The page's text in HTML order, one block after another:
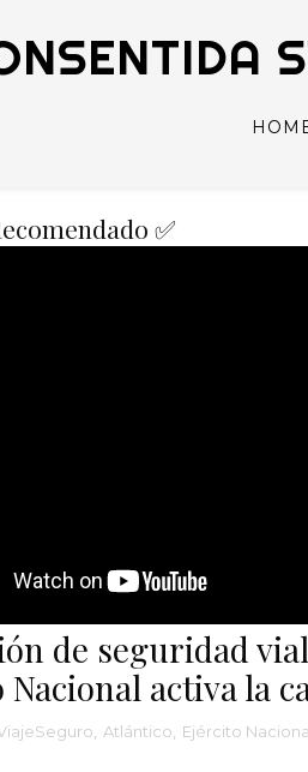
✅
de seguridad
activa la
Atlántico Ejército